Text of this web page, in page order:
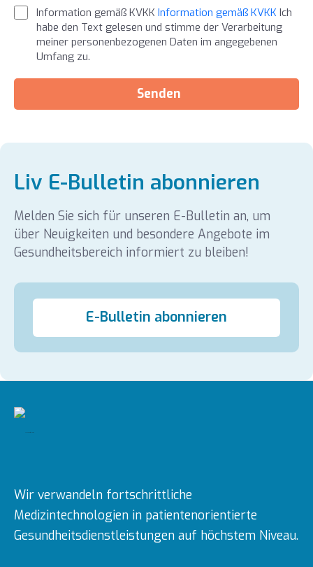
Information gemäß KVKK Information gemäß KVKK Ich
habe den Text gelesen und stimme der Verarbeitung
meiner personenbezogenen Daten im angegebenen
Umfang zu.
Senden
Liv E-Bulletin abonnieren
Melden Sie sich für unseren E-Bulletin an, um
über Neuigkeiten und besondere Angebote im
Gesundheitsbereich informiert zu bleiben!
E-Bulletin abonnieren
Wir verwandeln fortschrittliche
Medizintechnologien in patientenorientierte
Gesundheitsdienstleistungen auf höchstem Niveau.